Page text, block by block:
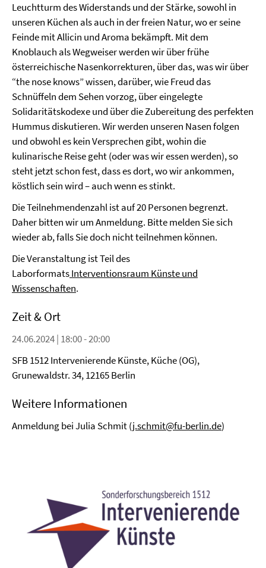
Leuchtturm des Widerstands und der Stärke, sowohl in
unseren Küchen als auch in der freien Natur, wo er seine
Feinde mit Allicin und Aroma bekämpft. Mit dem
Knoblauch als Wegweiser werden wir über frühe
österreichische Nasenkorrekturen, über das, was wir über
“the nose knows” wissen, darüber, wie Freud das
Schnüffeln dem Sehen vorzog, über eingelegte
Solidaritätskodexe und über die Zubereitung des perfekten
Hummus diskutieren. Wir werden unseren Nasen folgen
und obwohl es kein Versprechen gibt, wohin die
kulinarische Reise geht (oder was wir essen werden), so
steht jetzt schon fest, dass es dort, wo wir ankommen,
köstlich sein wird – auch wenn es stinkt.
Die Teilnehmendenzahl ist auf 20 Personen begrenzt.
Daher bitten wir um Anmeldung. Bitte melden Sie sich
wieder ab, falls Sie doch nicht teilnehmen können.
Die Veranstaltung ist Teil des
LaborformatsInterventionsraum Künste und
Wissenschaften.
Zeit & Ort
24.06.2024 | 18:00 - 20:00
SFB 1512 Intervenierende Künste, Küche (OG),
Grunewaldstr. 34, 12165 Berlin
Weitere Informationen
Anmeldung bei Julia Schmit (j.schmit@fu-berlin.de)